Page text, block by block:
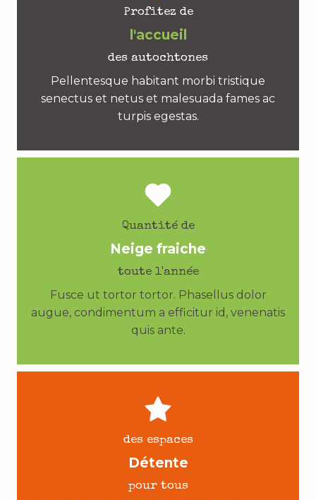
Profitez de
l'accueil
des autochtones
Pellentesque habitant morbi tristique
senectus et netus et malesuada fames ac
turpis egestas.
Quantité de
Neige fraiche
toute l'année
Fusce ut tortor tortor. Phasellus dolor
augue, condimentum a efficitur id, venenatis
quis ante.
des espaces
Détente
pour tous